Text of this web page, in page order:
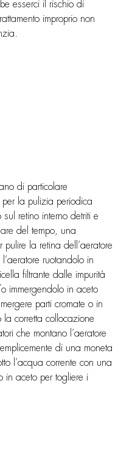
esserci il rischio di
improprio non
di particolare
la pulizia periodica
retino interno detriti e
del tempo, una
la retina dell’aeratore
ruotandolo in
filtrante dalle impurità
immergendolo in aceto
parti cromate o in
la corretta collocazione
che montano l’aeratore
di una moneta
l’acqua corrente con una
in aceto per togliere i